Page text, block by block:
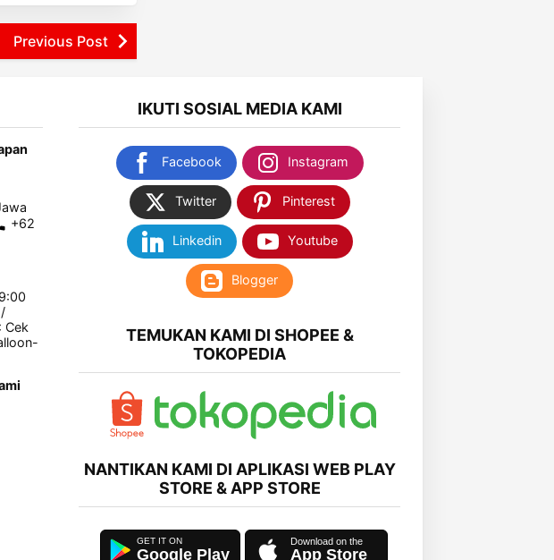
Previous Post
+62
Cek
IKUTI SOSIAL MEDIA KAMI
Facebook Instagram
Twitter Pinterest
Linkedin Youtube
Blogger
TEMUKAN KAMI DI SHOPEE &
TOKOPEDIA
NANTIKAN KAMI DI APLIKASI WEB PLAY
STORE & APP STORE
Google Play App Store